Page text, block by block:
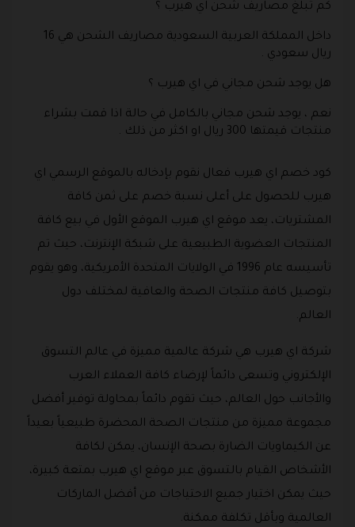
كم تبلغ مصاريف شحن اي هيرب ؟
داخل المملكة العربية السعودية مصاريف الشحن هي 16
ريال سعودي .
هل يوجد شحن مجاني في اي هيرب ؟
نعم ، يوجد شحن مجاني بالكامل في حالة اذا قمت بشراء
منتجات قيمتها 300 ريال او اكثر من ذلك .
كود خصم اي هيرب فعال نقوم بإدخاله بالموقع الرسمي اي
هيرب للحصول على أعلى نسبة خصم على ثمن كافة
المشتريات، يعد موقع اي هيرب الموقع الأول في بيع كافة
المنتجات العضوية الطبيعية على شبكة الإنترنت، حيث تم
تأسيسه عام 1996 في الولايات المتحدة الأمريكية، وهو يقوم
بتوصيل كافة منتجات الصحة والعافية لمختلف دول
العالم.
شركة اي هيرب هي شركة عالمية مميزة في عالم التسوق
الإلكتروني وتسعى دائماً لإرضاء كافة العملاء العرب
والأجانب حول العالم، حيث تقوم دائماً بمحاولة توفير أفضل
مجموعة مميزة من منتجات الصحة المحضرة طبيعياً بعيداً
عن الكيماويات الضارة بصحة الإنسان، يمكن لكافة
الأشخاص القيام بالتسوق عبر موقع اي هيرب بمتعة كبيرة،
حيث يمكن اختيار جميع الاحتياجات من أفضل الماركات
العالمية وبأقل تكلفة ممكنة.